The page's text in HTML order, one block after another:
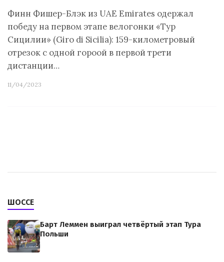
Финн Фишер-Блэк из UAE Emirates одержал
победу на первом этапе велогонки «Тур
Сицилии» (Giro di Sicilia): 159-километровый
отрезок с одной гороой в первой трети
дистанции…
11/04/2023
ШОССЕ
Барт Леммен выиграл четвёртый этап Тура
Польши